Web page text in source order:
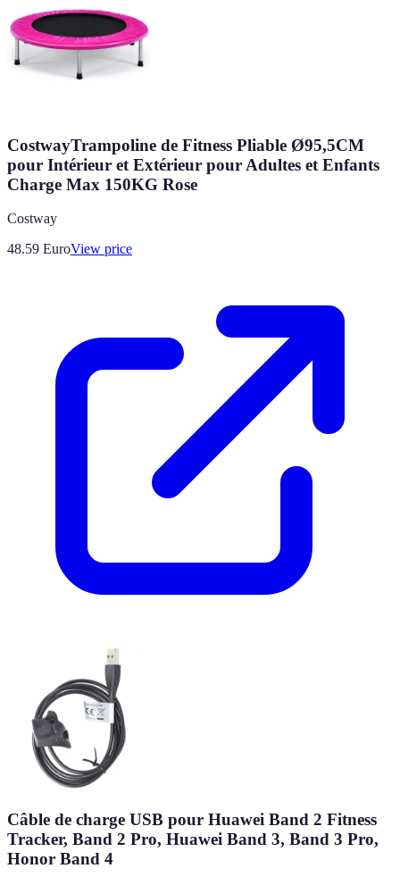
CostwayTrampoline de Fitness Pliable Ø95,5CM
pour Intérieur et Extérieur pour Adultes et Enfants
Charge Max 150KG Rose
Costway
48.59 EuroView price
Câble de charge USB pour Huawei Band 2 Fitness
Tracker, Band 2 Pro, Huawei Band 3, Band 3 Pro,
Honor Band 4